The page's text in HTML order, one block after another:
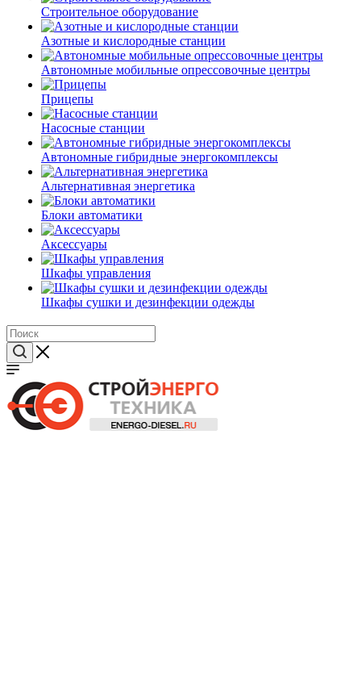
Строительное оборудование
Азотные и кислородные станции
Автономные мобильные опрессовочные центры
Прицепы
Насосные станции
Автономные гибридные энергокомплексы
Альтернативная энергетика
Блоки автоматики
Аксессуары
Шкафы управления
Шкафы сушки и дезинфекции одежды